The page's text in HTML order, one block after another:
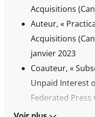
Acquisitions
Auteur, «
Acquisitions
janvier 2023
Coauteur, «
Unpaid Interest
Federated
janvier 2023